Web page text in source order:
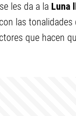
les da a la Luna
las
que hacen